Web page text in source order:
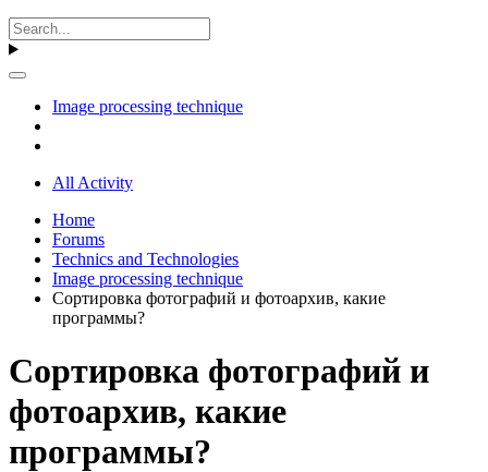
Image processing technique
All Activity
Home
Forums
Technics and Technologies
Image processing technique
Сортировка фотографий и фотоархив, какие
программы?
Сортировка фотографий и
фотоархив, какие
программы?